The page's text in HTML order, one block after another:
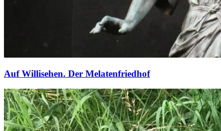
Auf Willisehen. Der Melatenfriedhof